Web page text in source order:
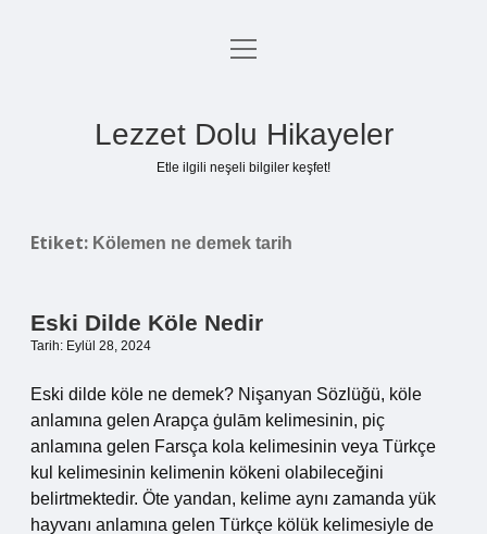
Anasayfa
menüyü
Lezzet Dolu Hikayeler
Etle ilgili neşeli bilgiler keşfet!
Etiket: Kölemen ne demek tarih
Eski Dilde Köle Nedir
Tarih: Eylül 28, 2024
Eski dilde köle ne demek? Nişanyan Sözlüğü, köle
anlamına gelen Arapça ġulām kelimesinin, piç
anlamına gelen Farsça kola kelimesinin veya Türkçe
kul kelimesinin kelimenin kökeni olabileceğini
belirtmektedir. Öte yandan, kelime aynı zamanda yük
hayvanı anlamına gelen Türkçe kölük kelimesiyle de